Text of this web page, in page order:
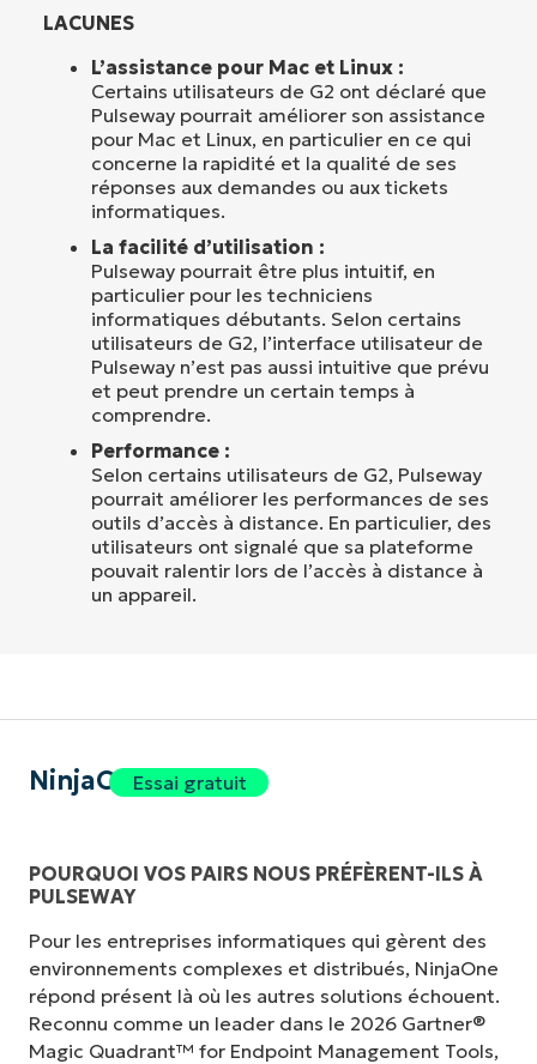
LACUNES
L’assistance pour Mac et Linux :
Certains utilisateurs de G2 ont déclaré que
Pulseway pourrait améliorer son assistance
pour Mac et Linux, en particulier en ce qui
concerne la rapidité et la qualité de ses
réponses aux demandes ou aux tickets
informatiques.
La facilité d’utilisation :
Pulseway pourrait être plus intuitif, en
particulier pour les techniciens
informatiques débutants. Selon certains
utilisateurs de G2, l’interface utilisateur de
Pulseway n’est pas aussi intuitive que prévu
et peut prendre un certain temps à
comprendre.
Performance :
Selon certains utilisateurs de G2, Pulseway
pourrait améliorer les performances de ses
outils d’accès à distance. En particulier, des
utilisateurs ont signalé que sa plateforme
pouvait ralentir lors de l’accès à distance à
un appareil.
NinjaOneEssai gratuit
POURQUOI VOS PAIRS NOUS PRÉFÈRENT-ILS À
PULSEWAY
Pour les entreprises informatiques qui gèrent des
environnements complexes et distribués, NinjaOne
répond présent là où les autres solutions échouent.
Reconnu comme un leader dans le 2026 Gartner®
Magic Quadrant™ for Endpoint Management Tools,